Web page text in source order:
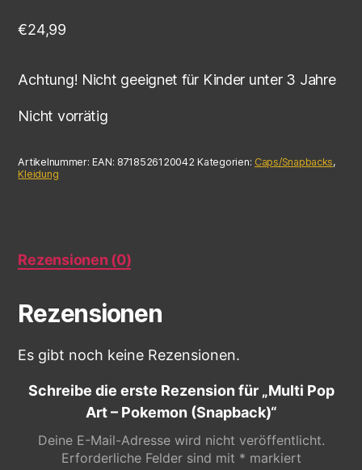
€24,99
Achtung! Nicht geeignet für Kinder unter 3 Jahre
Nicht vorrätig
Artikelnummer:EAN: 8718526120042 Kategorien: Caps/Snapbacks,
Kleidung
Rezensionen (0)
Rezensionen
Es gibt noch keine Rezensionen.
Schreibe die erste Rezension für „Multi Pop
Art – Pokemon (Snapback)“
Deine E-Mail-Adresse wird nicht veröffentlicht.
Erforderliche Felder sind mit * markiert